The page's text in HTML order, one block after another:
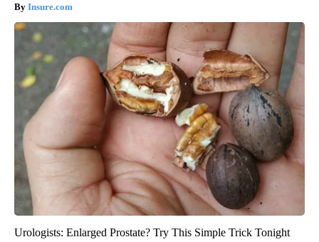
Insure.com
Urologists: Enlarged Prostate? Try This Simple Trick Tonight